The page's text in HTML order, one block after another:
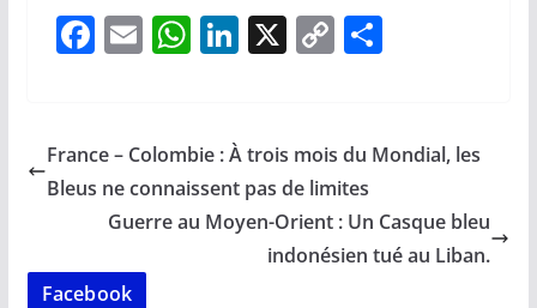
F
b
o
o
k
E
l
W
s
A
p
Li
e
dI
n
X C
y
Li
n
k
P
g
France – Colombie : À trois mois du Mondial, les
Bleus ne connaissent pas de limites
Guerre au Moyen-Orient : Un Casque bleu
indonésien tué au Liban.
Facebook